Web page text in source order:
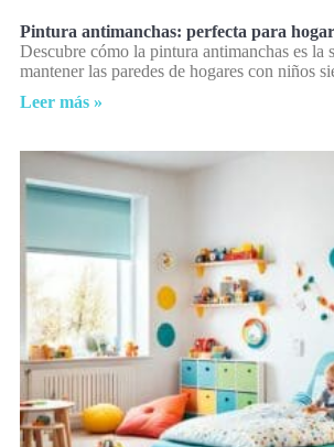
Pintura antimanchas: perfecta para
Descubre cómo la pintura antimanchas es la
mantener las paredes de hogares con niños
Leer más »